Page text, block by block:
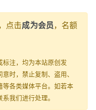
点击成为会员，名额
标注，均为本站原创发
时，禁止复制、盗用、
等各类媒体平台。如若本
我们进行处理。